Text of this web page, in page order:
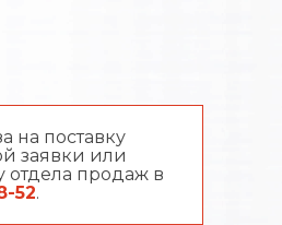
на поставку
заявки или
отдела продаж в
52.